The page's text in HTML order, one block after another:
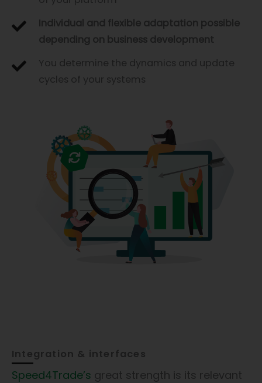
Individual and flexible adaptation possible
depending on business development
You determine the dynamics and update
cycles of your systems
Integration & interfaces
Speed4Trade’s great strength is its relevant